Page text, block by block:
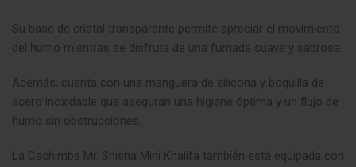
Su base de cristal transparente permite apreciar el movimiento
del humo mientras se disfruta de una fumada suave y sabrosa.
Además, cuenta con una manguera de silicona y boquilla de
acero inoxidable que aseguran una higiene óptima y un flujo de
humo sin obstrucciones.
La Cachimba Mr. Shisha Mini Khalifa también está equipada con